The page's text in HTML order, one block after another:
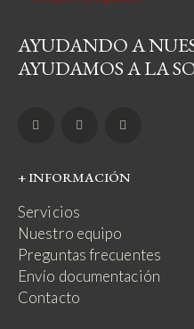
AYUDANDO A
AYUDAMOS A LA
+ INFORMACIÓN
Servicios
Nuestro equipo
Preguntas frecuentes
Envío documentación
Contacto